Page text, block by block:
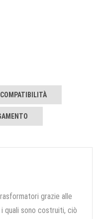
COMPATIBILITÀ
grazie alle
quali sono costruiti, ciò